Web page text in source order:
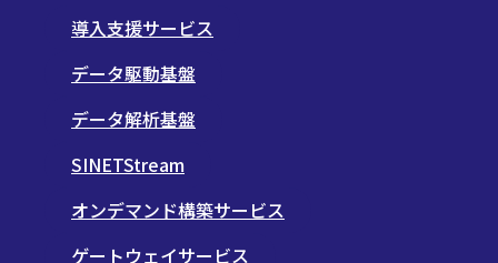
導入支援サービス
データ駆動基盤
データ解析基盤
SINETStream
オンデマンド構築サービス
ゲートウェイサービス